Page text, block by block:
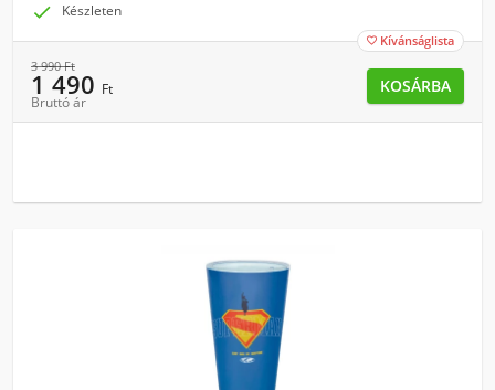
 Készleten
 Kívánságlista
3 990Ft
1 490 Ft
Bruttó ár
KOSÁRBA